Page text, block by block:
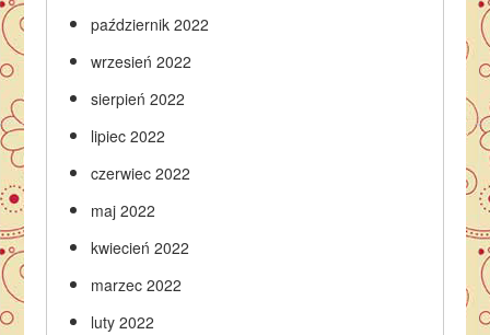
październik 2022
wrzesień 2022
sierpień 2022
lipiec 2022
czerwiec 2022
maj 2022
kwiecień 2022
marzec 2022
luty 2022